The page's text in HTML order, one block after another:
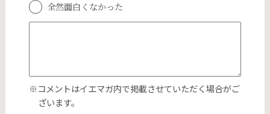
全然面白くなかった
※コメントはイエマガ内で掲載させていただく場合がご
ざいます。